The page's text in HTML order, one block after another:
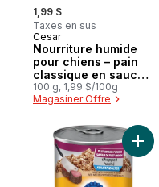
, formerly:
1,99 $
Taxes en sus
Abonner et mériter
Cesar
Nourriture humide
pour chiens – pain
classique en sauce
saveur de filet
mignon, barquette
100 g, 1,99 $/100g
Magasiner Offre